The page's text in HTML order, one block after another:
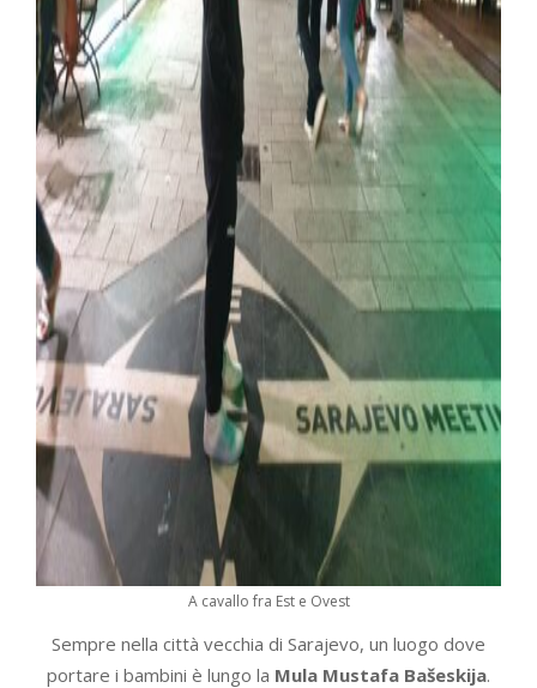
A cavallo fra Est e Ovest
Sempre nella città vecchia di Sarajevo, un luogo dove
portare i bambini è lungo la Mula Mustafa Bašeskija.